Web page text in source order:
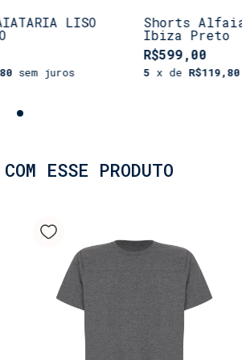
LISO
sem juros
Shorts
Ibiza Preto
R$599,00
5 x de R$119,80
ESSE PRODUTO